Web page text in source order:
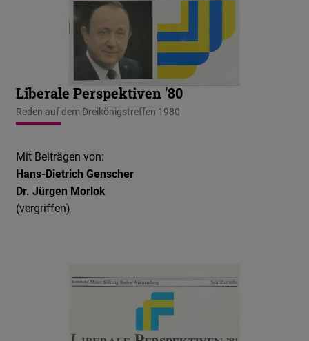
Liberale Perspektiven '80
Reden auf dem Dreikönigstreffen 1980
Mit Beiträgen von:
Hans-Dietrich Genscher
Dr. Jürgen Morlok
(vergriffen)